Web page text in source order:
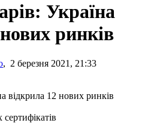
Україна
ринків
, 2 березня 2021, 21:33